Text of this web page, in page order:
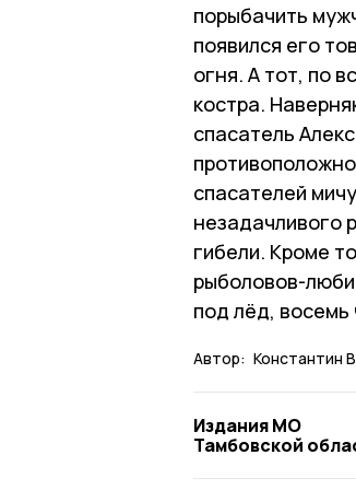
порыбачить
появился его
огня. А тот, по
костра.
спасатель
спасателей
незадачливого
гибели. Кроме
рыболовов-
под лёд, восемь
Автор: Константин
Издания МО
Тамбовской